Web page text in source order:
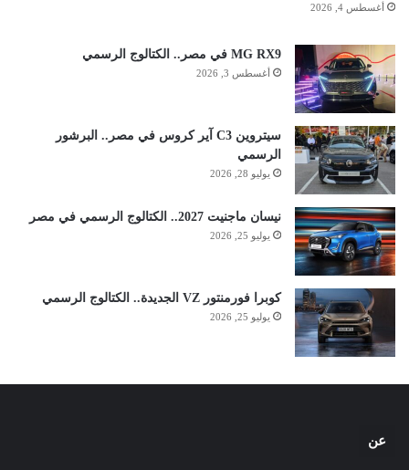
أغسطس 4, 2026
MG RX9 في مصر.. الكتالوج الرسمي
أغسطس 3, 2026
سيتروين C3 آير كروس في مصر.. البرشور
الرسمي
يوليو 28, 2026
نيسان ماجنيت 2027.. الكتالوج الرسمي في مصر
يوليو 25, 2026
كوبرا فورمنتور VZ الجديدة.. الكتالوج الرسمي
يوليو 25, 2026
عن